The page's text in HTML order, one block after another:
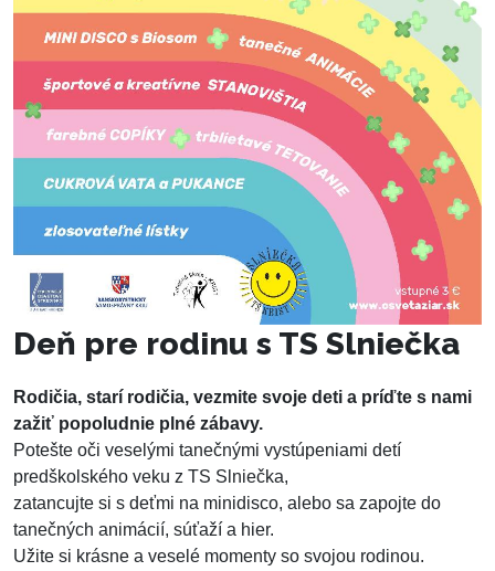
Deň pre rodinu s TS Slniečka
Rodičia, starí rodičia, vezmite svoje deti a príďte s nami
zažiť popoludnie plné zábavy.
Potešte oči veselými tanečnými vystúpeniami detí
predškolského veku z TS Slniečka,
zatancujte si s deťmi na minidisco, alebo sa zapojte do
tanečných animácií, súťaží a hier.
Užite si krásne a veselé momenty so svojou rodinou.